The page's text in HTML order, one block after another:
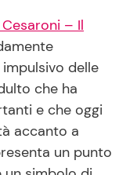
Cesaroni – Il
delle
che ha
e che oggi
accanto a
un punto